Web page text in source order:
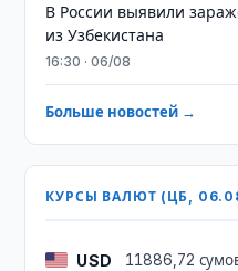
В России выявили
из Узбекистана
16:30 · 06/08
Больше новостей →
КУРСЫ ВАЛЮТ (ЦБ,
USD 11886,72